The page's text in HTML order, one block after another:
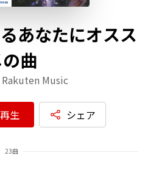
あなたにオスス
曲
Music
生 シェア
23曲